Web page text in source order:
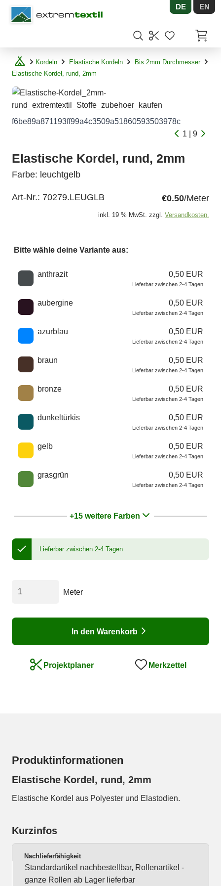
Shopware DE EN
Kordeln Elastische Kordeln
Bis 2mm Durchmesser
Elastische Kordel, rund, 2mm
f6be89a871193ff99a4c3509a51860593503978c
1 | 9
Elastische Kordel, rund, 2mm
Farbe: leuchtgelb
Art-Nr.: 70279.LEUGLB €0.50/Meter
inkl. 19 % MwSt. zzgl. Versandkosten.
Bitte wähle deine Variante aus:
Wähle eine Farbe
anthrazit 0,50 EUR
Lieferbar zwischen 2-4 Tagen
aubergine 0,50 EUR
Lieferbar zwischen 2-4 Tagen
azurblau 0,50 EUR
Lieferbar zwischen 2-4 Tagen
braun 0,50 EUR
Lieferbar zwischen 2-4 Tagen
bronze 0,50 EUR
Lieferbar zwischen 2-4 Tagen
dunkeltürkis 0,50 EUR
Lieferbar zwischen 2-4 Tagen
gelb 0,50 EUR
Lieferbar zwischen 2-4 Tagen
grasgrün 0,50 EUR
Lieferbar zwischen 2-4 Tagen
+15 weitere Farben
Lieferbar zwischen 2-4 Tagen
Meter
In den Warenkorb
Projektplaner Merkzettel
Produktinformationen
Elastische Kordel, rund, 2mm
Elastische Kordel aus Polyester und Elastodien.
Kurzinfos
Nachlieferfähigkeit
Standardartikel nachbestellbar, Rollenartikel -
ganze Rollen ab Lager lieferbar